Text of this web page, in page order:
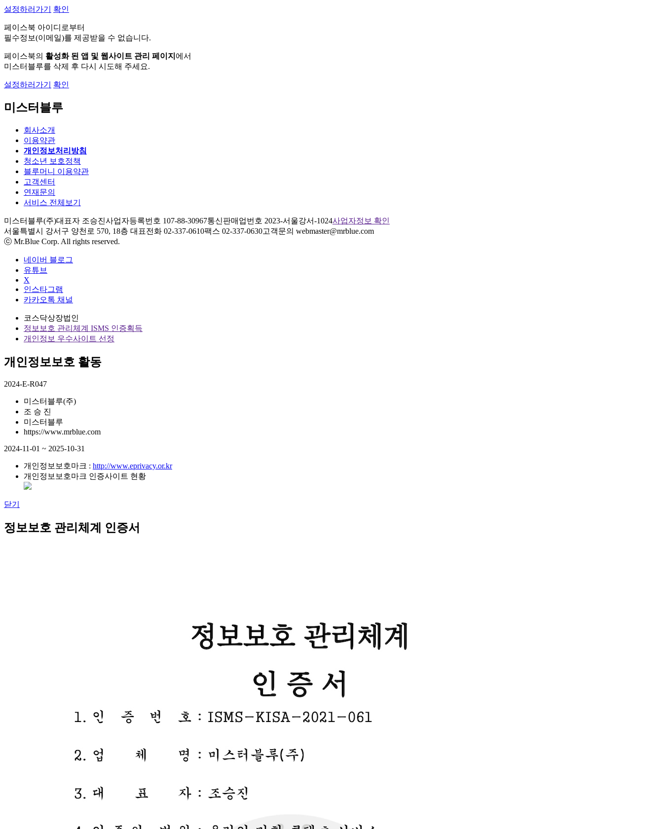
설정하러가기 확인
페이스북 아이디로부터
필수정보(이메일)를 제공받을 수 없습니다.
페이스북의 활성화 된 앱 및 웹사이트 관리 페이지 에서
미스터블루를 삭제 후 다시 시도해 주세요.
설정하러가기 확인
미스터블루
회사소개
이용약관
개인정보처리방침
청소년 보호정책
블루머니 이용약관
고객센터
연재문의
서비스 전체보기
미스터블루(주)대표자 조승진사업자등록번호 107-88-30967통신판매업번호 2023-서울강서-1024사업자정보 확인
서울특별시 강서구 양천로 570, 18층 대표전화 02-337-0610팩스 02-337-0630고객문의 webmaster@mrblue.com
ⓒ Mr.Blue Corp. All rights reserved.
네이버 블로그
유튜브
X
인스타그램
카카오톡 채널
코스닥상장법인
정보보호 관리체계 ISMS 인증획득
개인정보 우수사이트 선정
개인정보보호 활동
2024-E-R047
미스터블루(주)
조 승 진
미스터블루
https://www.mrblue.com
2024-11-01 ~ 2025-10-31
개인정보보호마크 : http://www.eprivacy.or.kr
개인정보보호마크 인증사이트 현황
닫기
정보보호 관리체계 인증서